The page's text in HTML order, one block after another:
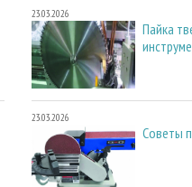
23.03.2026
Пайка
23.03.2026
Советы